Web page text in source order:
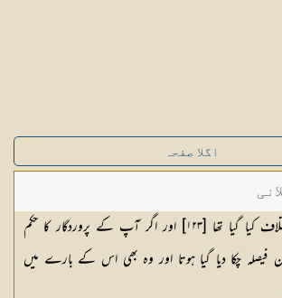
اگلا صفحہ
ہم نے اس سے پہلے موسیٰ کو کتاب دی تھی اور اس میں بھی اختلاف کیا گیا تھا [١٢٣] اور اگر آپ کے پروردگار کا حکم
چکا دیا گیا ہوتا اور وہ بھی اس کے بارے میں